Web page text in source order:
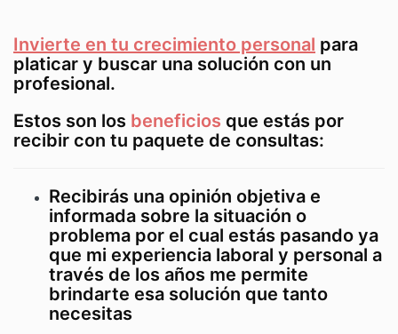
Invierte en tu crecimiento personal para
platicar y buscar una solución con un
profesional.
Estos son los beneficios que estás por
recibir con tu paquete de consultas:
Recibirás una opinión objetiva e
informada sobre la situación o
problema por el cual estás pasando ya
que mi experiencia laboral y personal a
través de los años me permite
brindarte esa solución que tanto
necesitas